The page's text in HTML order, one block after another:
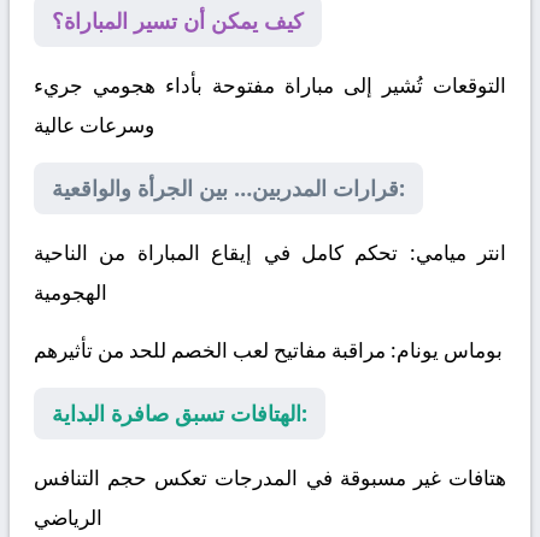
كيف يمكن أن تسير المباراة؟
التوقعات تُشير إلى مباراة مفتوحة بأداء هجومي جريء
وسرعات عالية
قرارات المدربين… بين الجرأة والواقعية:
انتر ميامي: تحكم كامل في إيقاع المباراة من الناحية
الهجومية
بوماس يونام: مراقبة مفاتيح لعب الخصم للحد من تأثيرهم
الهتافات تسبق صافرة البداية:
هتافات غير مسبوقة في المدرجات تعكس حجم التنافس
الرياضي